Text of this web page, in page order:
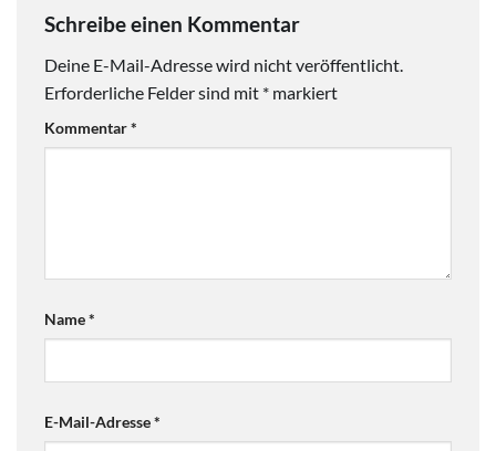
Schreibe einen Kommentar
Deine E-Mail-Adresse wird nicht veröffentlicht.
Erforderliche Felder sind mit * markiert
Kommentar*
Name*
E-Mail-Adresse*